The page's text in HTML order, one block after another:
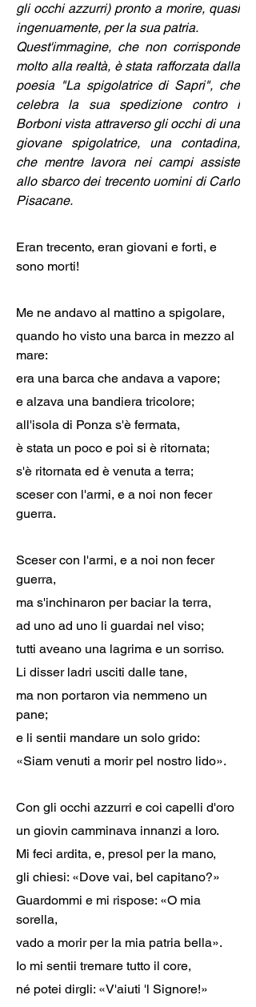
gli occhi azzurri) pronto a morire, quasi
ingenuamente, per la sua patria.
Quest'immagine, che non corrisponde
molto alla realtà, è stata rafforzata dalla
poesia "La spigolatrice di Sapri", che
celebra la sua spedizione contro i
Borboni vista attraverso gli occhi di una
giovane spigolatrice, una contadina,
che mentre lavora nei campi assiste
allo sbarco dei trecento uomini di Carlo
Pisacane.
Eran trecento, eran giovani e forti, e
sono morti!
Me ne andavo al mattino a spigolare,
quando ho visto una barca in mezzo al
mare:
era una barca che andava a vapore;
e alzava una bandiera tricolore;
all'isola di Ponza s'è fermata,
è stata un poco e poi si è ritornata;
s'è ritornata ed è venuta a terra;
sceser con l'armi, e a noi non fecer
guerra.
Sceser con l'armi, e a noi non fecer
guerra,
ma s'inchinaron per baciar la terra,
ad uno ad uno li guardai nel viso;
tutti aveano una lagrima e un sorriso.
Li disser ladri usciti dalle tane,
ma non portaron via nemmeno un
pane;
e li sentii mandare un solo grido:
«Siam venuti a morir pel nostro lido».
Con gli occhi azzurri e coi capelli d'oro
un giovin camminava innanzi a loro.
Mi feci ardita, e, presol per la mano,
gli chiesi: «Dove vai, bel capitano?»
Guardommi e mi rispose: «O mia
sorella,
vado a morir per la mia patria bella».
Io mi sentii tremare tutto il core,
né potei dirgli: «V'aiuti 'l Signore!»